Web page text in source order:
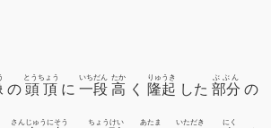
の 頭頂
とうちょう
に 一段
いちだん
高
たか
く 隆起
りゅうき
した 部分
ぶぶん
の
さんじゅうにそう ちょうけい あたま いただき にく